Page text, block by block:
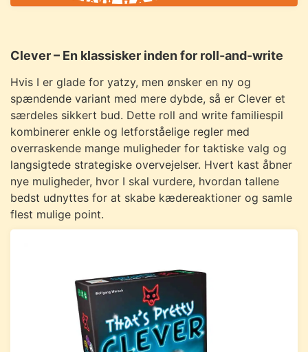
Clever – En klassisker inden for roll-and-write
Hvis I er glade for yatzy, men ønsker en ny og
spændende variant med mere dybde, så er Clever et
særdeles sikkert bud. Dette roll and write familiespil
kombinerer enkle og letforståelige regler med
overraskende mange muligheder for taktiske valg og
langsigtede strategiske overvejelser. Hvert kast åbner
nye muligheder, hvor I skal vurdere, hvordan tallene
bedst udnyttes for at skabe kædereaktioner og samle
flest mulige point.